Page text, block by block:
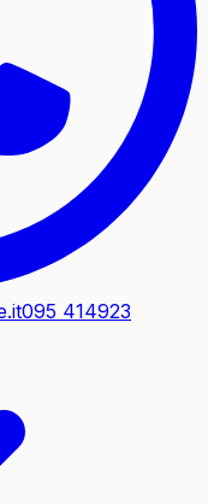
095 414923